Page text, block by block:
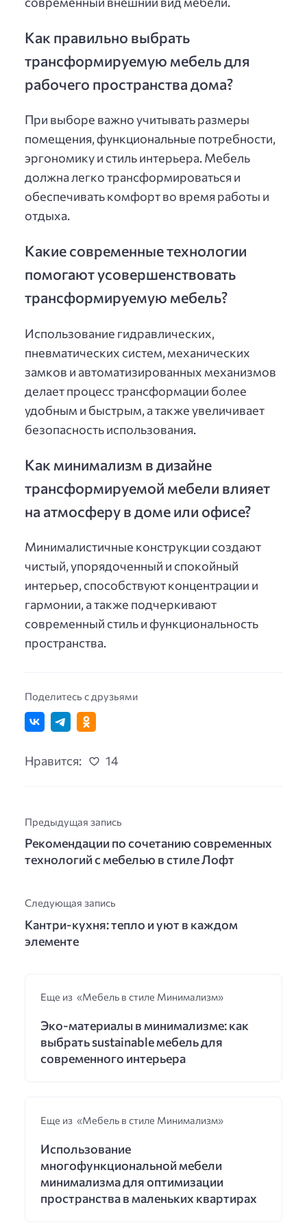
Как правильно выбрать
трансформируемую мебель для
рабочего пространства дома?
При выборе важно учитывать размеры
помещения, функциональные потребности,
эргономику и стиль интерьера. Мебель
должна легко трансформироваться и
обеспечивать комфорт во время работы и
отдыха.
Какие современные технологии
помогают усовершенствовать
трансформируемую мебель?
Использование гидравлических,
пневматических систем, механических
замков и автоматизированных механизмов
делает процесс трансформации более
удобным и быстрым, а также увеличивает
безопасность использования.
Как минимализм в дизайне
трансформируемой мебели влияет
на атмосферу в доме или офисе?
Минималистичные конструкции создают
чистый, упорядоченный и спокойный
интерьер, способствуют концентрации и
гармонии, а также подчеркивают
современный стиль и функциональность
пространства.
Поделитесь с друзьями
Нравится: 14
Предыдущая запись
Рекомендации по сочетанию современных
технологий с мебелью в стиле Лофт
Следующая запись
Кантри-кухня: тепло и уют в каждом
элементе
Еще из «Мебель в стиле Минимализм»
Эко-материалы в минимализме: как
выбрать sustainable мебель для
современного интерьера
Еще из «Мебель в стиле Минимализм»
Использование
многофункциональной мебели
минимализма для оптимизации
пространства в маленьких квартирах